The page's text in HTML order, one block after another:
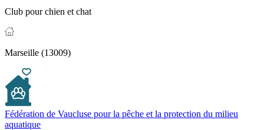
Club pour chien et chat
Marseille (13009)
Fédération de Vaucluse pour la pêche et la protection du milieu
aquatique